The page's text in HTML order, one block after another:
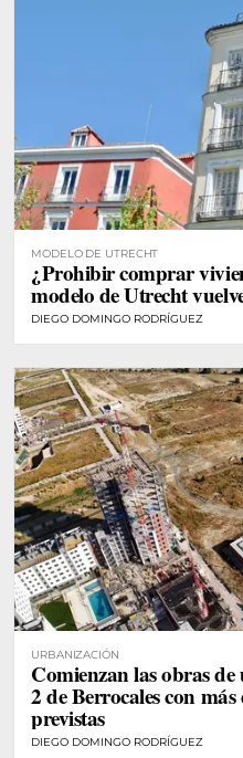
MODELO DE UTRECHT
¿Prohibir comprar
modelo de Utrecht
DIEGO DOMINGO RODRÍGUEZ
URBANIZACIÓN
Comienzan las obras
2 de Berrocales con
previstas
DIEGO DOMINGO RODRÍGUEZ